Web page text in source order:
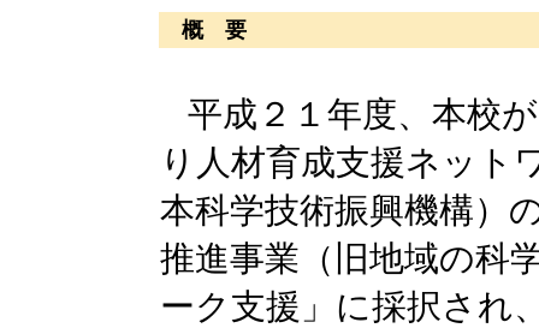
概 要
平成２１年度、本校
り人材育成支援ネット
本科学技術振興機構）
推進事業（旧地域の科
ーク支援」に採択され